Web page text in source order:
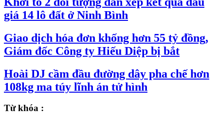
giá 14 lô đất ở Ninh Bình
​Giao dịch hóa đơn khống hơn 55 tỷ đồng,
Giám đốc Công ty Hiếu Diệp bị bắt
Hoài DJ cầm đầu đường dây pha chế hơn
108kg ma túy lĩnh án tử hình
Từ khóa :